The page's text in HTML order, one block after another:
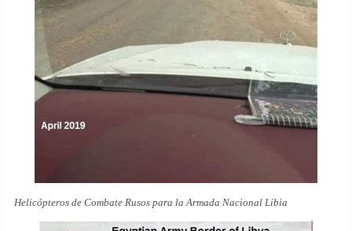
Helicópteros de Combate Rusos para la Armada Nacional Libia